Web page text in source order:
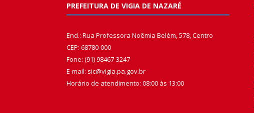
PREFEITURA DE VIGIA DE NAZARÉ
End.: Rua Professora Noêmia Belém, 578, Centro
CEP: 68780-000
Fone: (91) 98467-3247
E-mail: sic@vigia.pa.gov.br
Horário de atendimento: 08:00 às 13:00